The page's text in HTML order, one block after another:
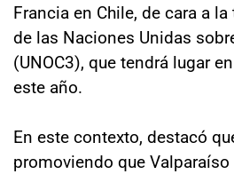
Francia en Chile, de cara a
de las Naciones Unidas
(UNOC3), que tendrá lugar
este año.
En este contexto, destacó
promoviendo que